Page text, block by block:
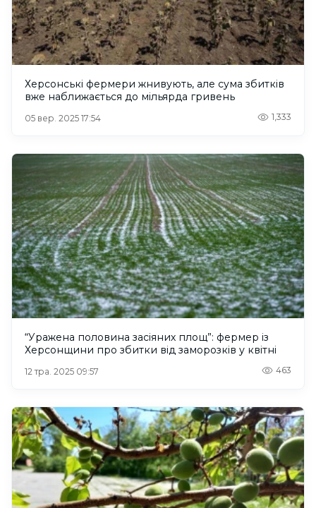
Херсонські фермери жнивують, але сума збитків
вже наближається до мільярда гривень
05 вер. 2025 17:54 1,333
“Уражена половина засіяних площ”: фермер із
Херсонщини про збитки від заморозків у квітні
12 тра. 2025 09:57 463